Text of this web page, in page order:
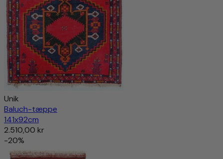
Unik
Baluch-tæppe
141x92cm
2.510,00 kr
-20%